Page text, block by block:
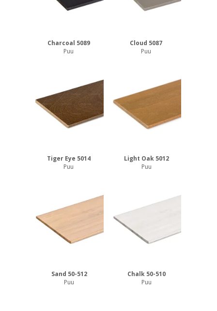
Charcoal 5089
Puu
Cloud 5087
Puu
Tiger Eye 5014
Puu
Sand 50-512
Puu
Chalk 50-510
Puu
Light Oak 5012
Puu